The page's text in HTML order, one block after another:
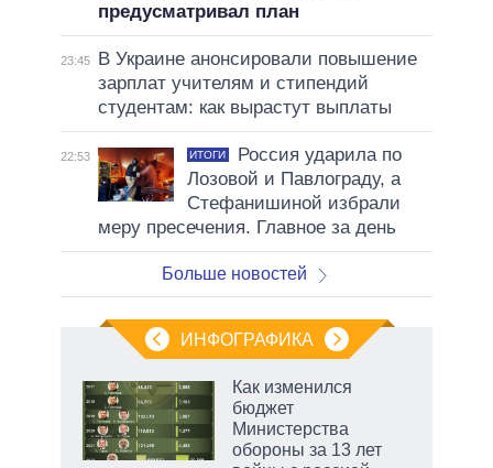
предусматривал план
23:45
В Украине анонсировали повышение
зарплат учителям и стипендий
студентам: как вырастут выплаты
22:53 ИТОГИ
Россия ударила по
Лозовой и Павлограду, а
Стефанишиной избрали
меру пресечения. Главное за день
Больше новостей
ИНФОГРАФИКА
Как изменился
бюджет
Министерства
обороны за 13 лет